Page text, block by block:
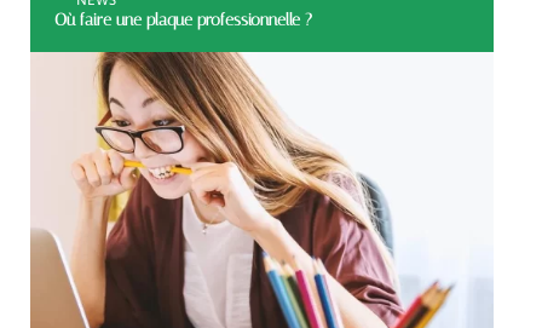
Où faire une plaque professionnelle ?